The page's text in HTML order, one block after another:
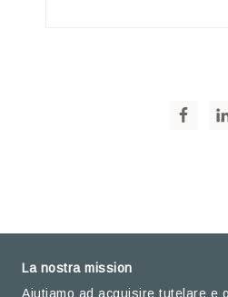
La nostra mission
Aiutiamo ad acquisire tutelare e